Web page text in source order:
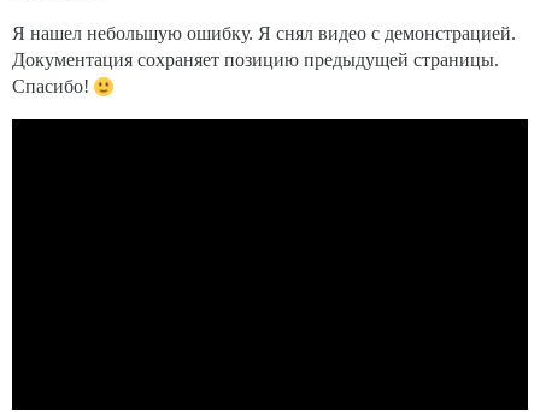
Я нашел небольшую ошибку. Я снял видео с демонстрацией.
Документация сохраняет позицию предыдущей страницы.
Спасибо!